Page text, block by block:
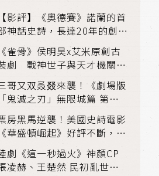
【影評】《奧德賽》諾蘭的首
神話史詩，長達20年的創傷
與贖罪之旅
《雀骨》侯明昊x艾米原創古
劇 戰神世子與天才機關師
聯手攻克身世之謎
哥又双叒叕來襲！《劇場版
「鬼滅之刃」無限城篇 第一
》 七月首登串流平台
房黑馬逆襲！美國史詩電影
《華盛頓崛起》好評不斷，輾
《玩具總動員5》、《超少
》
劇《這一秒過火》神顏CP
凌赫、王楚然 民初亂世、